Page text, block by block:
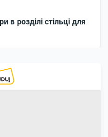
в розділі стільці для